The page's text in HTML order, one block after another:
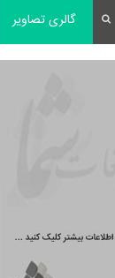
گالری تصاویر